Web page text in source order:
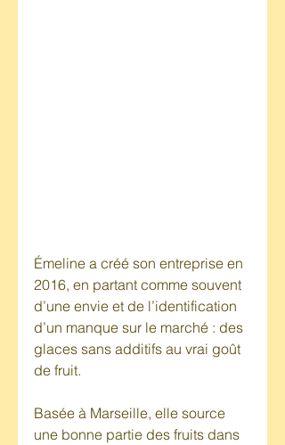
Émeline a créé son entreprise en
2016, en partant comme souvent
d’une envie et de l’identification
d’un manque sur le marché : des
glaces sans additifs au vrai goût
de fruit.
Basée à Marseille, elle source
une bonne partie des fruits dans